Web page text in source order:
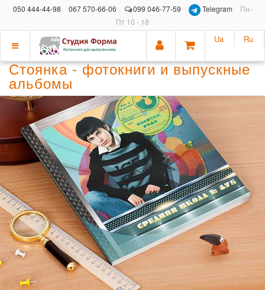
050 444-44-98 067 570-66-06 099 046-77-59 Telegram
Пн-
Пт 10 - 18
Показать
меню
Ua Ru
Стоянка - фотокниги и выпускные
альбомы